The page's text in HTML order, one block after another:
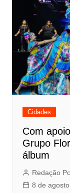
Cidades
Com
Grupo
álbum
Redação
8 de